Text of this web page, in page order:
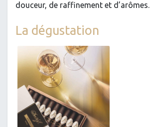
douceur, de raffinement et d’arômes.
La dégustation